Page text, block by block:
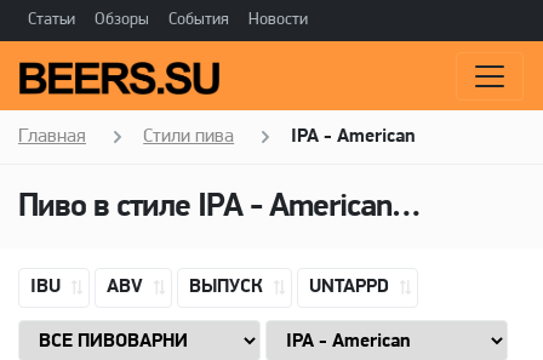
Статьи Обзоры События Новости
Главная Стили пива IPA - American
Пиво в стиле IPA - American
IBU ABV ВЫПУСК UNTAPPD